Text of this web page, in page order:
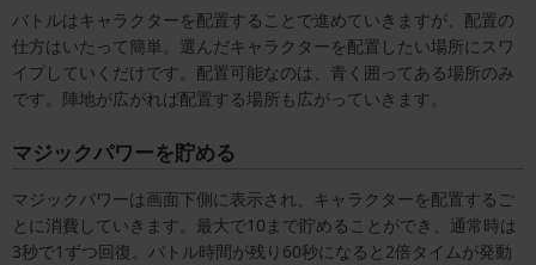
バトルはキャラクターを配置することで進めていきますが、配置の
仕方はいたって簡単。選んだキャラクターを配置したい場所にスワ
イプしていくだけです。配置可能なのは、青く囲ってある場所のみ
です。陣地が広がれば配置する場所も広がっていきます。
マジックパワーを貯める
マジックパワーは画面下側に表示され、キャラクターを配置するご
とに消費していきます。最大で10まで貯めることができ、通常時は
3秒で1ずつ回復。バトル時間が残り60秒になると2倍タイムが発動